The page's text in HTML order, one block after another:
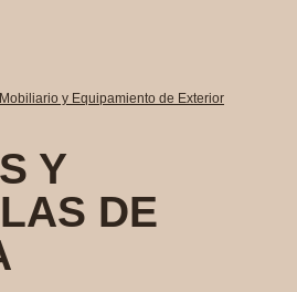
Mobiliario y Equipamiento de Exterior
Y
DE